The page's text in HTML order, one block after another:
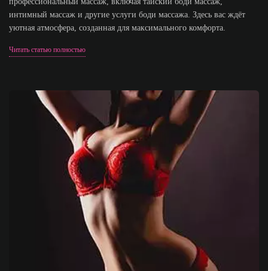
интимный массаж и другие услуги боди массажа. Здесь вас ждёт
уютная атмосфера, созданная для максимального комфорта.
Читать статью полностью